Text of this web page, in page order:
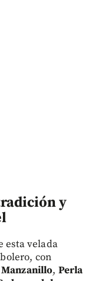
y
esta velada
con
, Perla